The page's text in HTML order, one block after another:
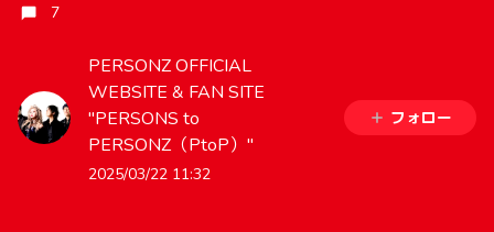
7
PERSONZ OFFICIAL
WEBSITE & FAN SITE
"PERSONS to
PERSONZ（PtoP）"
2025/03/22 11:32
フォロー